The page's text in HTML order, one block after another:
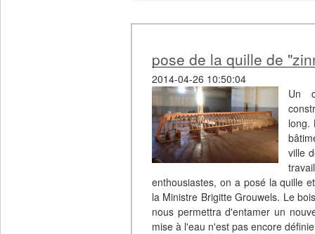
pose de la quille de
2014-04-26 10:50:04
Un
long.
ville
enthousiastes, on a posé la quille
la Ministre Brigitte Grouwels. Le
nous permettra d'entamer un
mise à l'eau n'est pas encore